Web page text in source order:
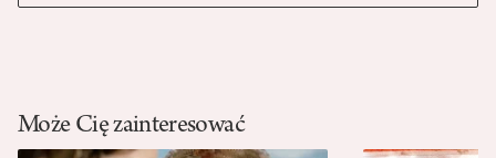
Może Cię zainteresować